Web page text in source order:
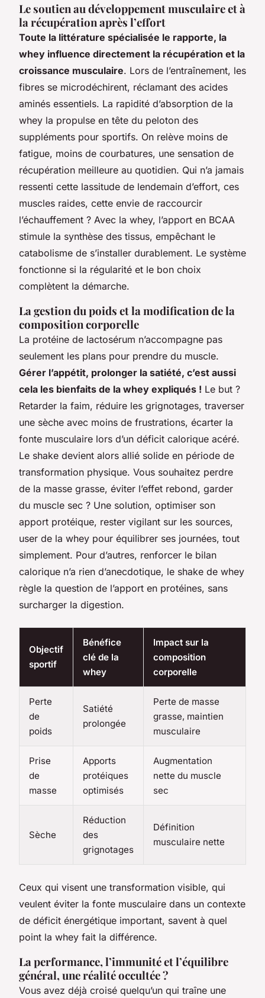
Le soutien au développement musculaire et à
la récupération après l’effort
Toute la littérature spécialisée le rapporte, la
whey influence directement la récupération et la
croissance musculaire. Lors de l’entraînement, les
fibres se microdéchirent, réclamant des acides
aminés essentiels. La rapidité d’absorption de la
whey la propulse en tête du peloton des
suppléments pour sportifs. On relève moins de
fatigue, moins de courbatures, une sensation de
récupération meilleure au quotidien. Qui n’a jamais
ressenti cette lassitude de lendemain d’effort, ces
muscles raides, cette envie de raccourcir
l’échauffement ? Avec la whey, l’apport en BCAA
stimule la synthèse des tissus, empêchant le
catabolisme de s’installer durablement. Le système
fonctionne si la régularité et le bon choix
complètent la démarche.
La gestion du poids et la modification de la
composition corporelle
La protéine de lactosérum n’accompagne pas
seulement les plans pour prendre du muscle.
Gérer l’appétit, prolonger la satiété, c’est aussi
cela les bienfaits de la whey expliqués ! Le but ?
Retarder la faim, réduire les grignotages, traverser
une sèche avec moins de frustrations, écarter la
fonte musculaire lors d’un déficit calorique acéré.
Le shake devient alors allié solide en période de
transformation physique. Vous souhaitez perdre
de la masse grasse, éviter l’effet rebond, garder
du muscle sec ? Une solution, optimiser son
apport protéique, rester vigilant sur les sources,
user de la whey pour équilibrer ses journées, tout
simplement. Pour d’autres, renforcer le bilan
calorique n’a rien d’anecdotique, le shake de whey
règle la question de l’apport en protéines, sans
surcharger la digestion.
Objectif
sportif
Bénéfice
clé de la
whey
Impact sur la
composition
corporelle
Perte
de
poids
Satiété
prolongée
Perte de masse
grasse, maintien
musculaire
Prise
de
masse
Apports
protéiques
optimisés
Augmentation
nette du muscle
sec
Sèche
Réduction
des
grignotages
Définition
musculaire nette
Ceux qui visent une transformation visible, qui
veulent éviter la fonte musculaire dans un contexte
de déficit énergétique important, savent à quel
point la whey fait la différence.
La performance, l’immunité et l’équilibre
général, une réalité occultée ?
Vous avez déjà croisé quelqu’un qui traîne une